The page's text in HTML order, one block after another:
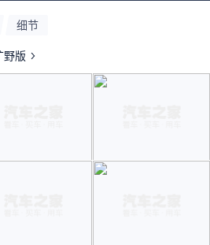
细节
野版